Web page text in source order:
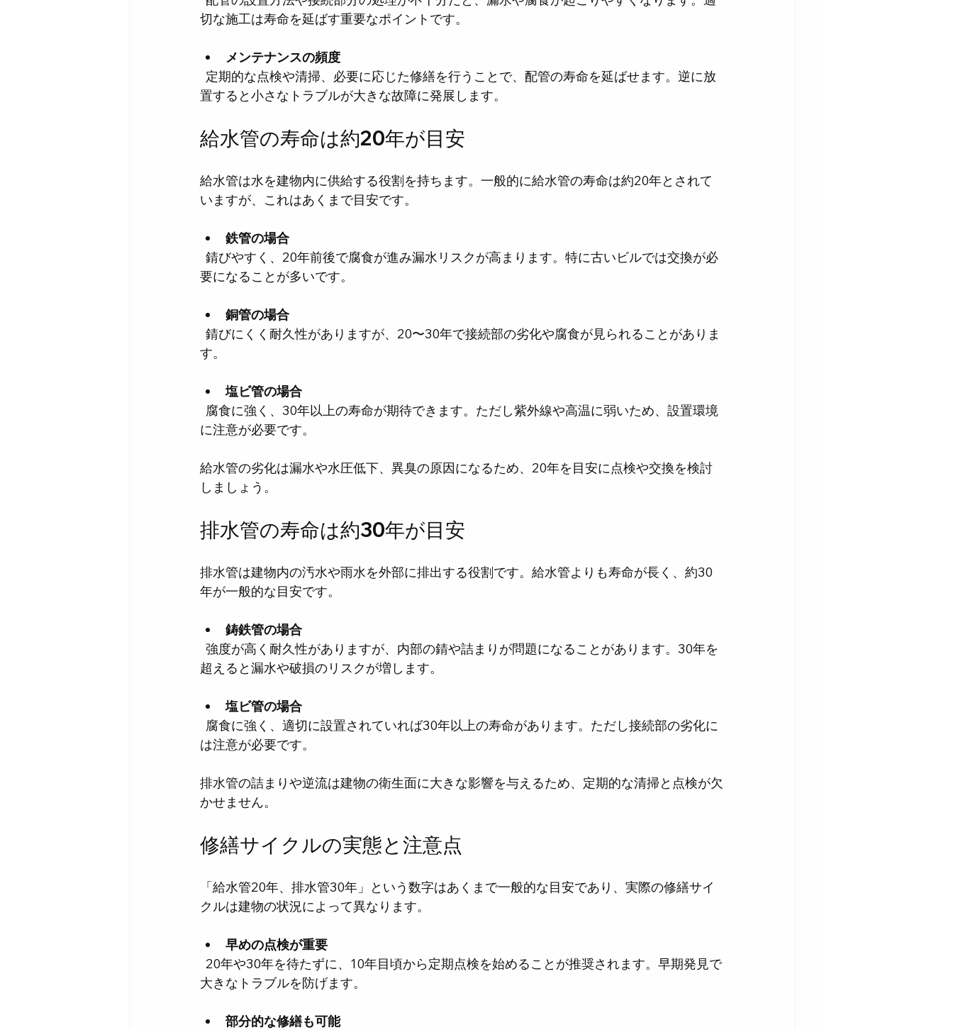
切な施工は寿命を延ばす重要なポイントです。
メンテナンスの頻度
置すると小さなトラブルが大きな故障に発展します。
給水管の寿命は約20年が目安
給水管は水を建物内に供給する役割を持ちます。一般的に給水管の寿命は約20年とされて
いますが、これはあくまで目安です。
鉄管の場合
要になることが多いです。
銅管の場合
す。
塩ビ管の場合
に注意が必要です。
給水管の劣化は漏水や水圧低下、異臭の原因になるため、20年を目安に点検や交換を検討
しましょう。
排水管の寿命は約30年が目安
排水管は建物内の汚水や雨水を外部に排出する役割です。給水管よりも寿命が長く、約30
年が一般的な目安です。
鋳鉄管の場合
超えると漏水や破損のリスクが増します。
塩ビ管の場合
は注意が必要です。
排水管の詰まりや逆流は建物の衛生面に大きな影響を与えるため、定期的な清掃と点検が欠
かせません。
修繕サイクルの実態と注意点
「給水管20年、排水管30年」という数字はあくまで一般的な目安であり、実際の修繕サイ
クルは建物の状況によって異なります。
早めの点検が重要
大きなトラブルを防げます。
部分的な修繕も可能